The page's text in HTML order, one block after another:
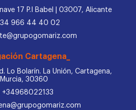
17 P.I Babel | 03007, Alicante
966 44 40 02
Cartagena_
Lo Bolarín. La Unión, Cartagena,
Murcia, 30360
+34968022133